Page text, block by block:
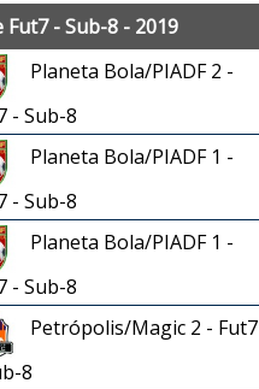
- Sub-8 - 2019
Planeta Bola/PIADF 2 -
- Sub-8
Planeta Bola/PIADF 1 -
- Sub-8
Planeta Bola/PIADF 1 -
- Sub-8
Petrópolis/Magic 2 - Fut7
8